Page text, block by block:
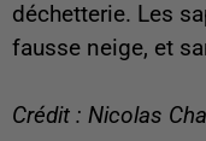
déchetterie. Les
fausse neige, et
Crédit : Nicolas